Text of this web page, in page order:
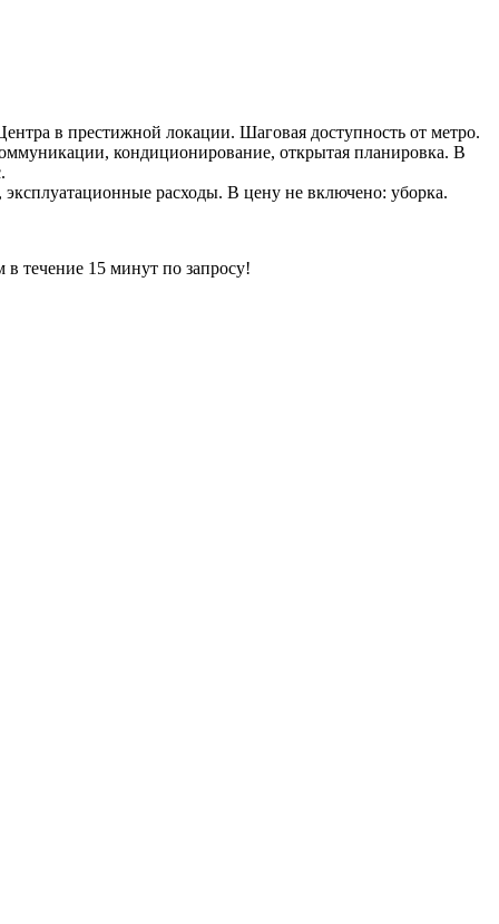
в престижной локации. Шаговая доступность от метро.
кондиционирование, открытая планировка. В
расходы. В цену не включено: уборка.
15 минут по запросу!